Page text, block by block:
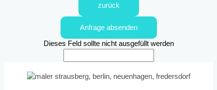
zurück
Anfrage absenden
Dieses Feld sollte nicht ausgefüllt werden